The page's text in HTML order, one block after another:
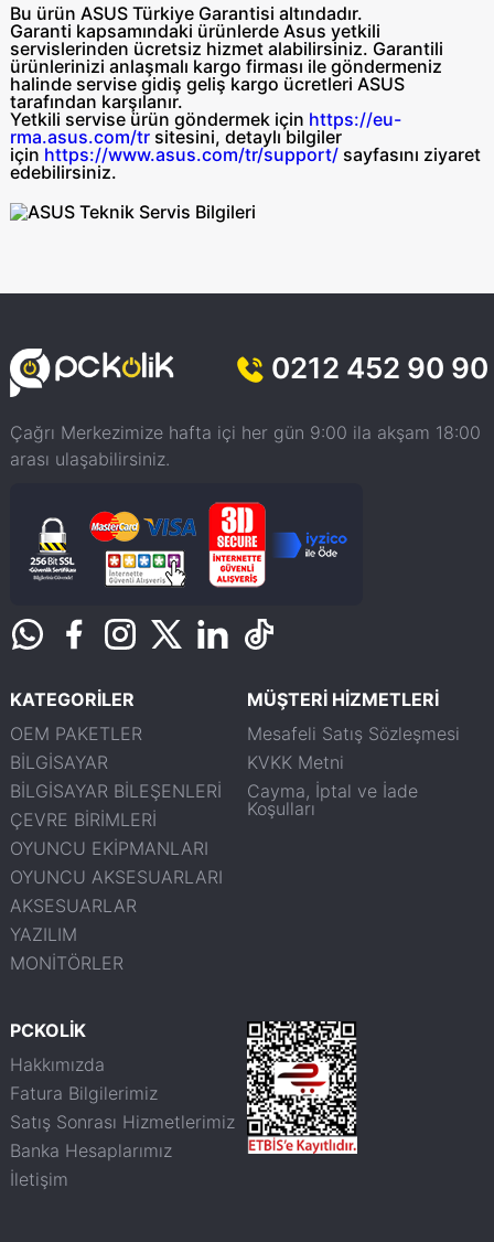
Bu ürün ASUS Türkiye Garantisi altındadır.
Garanti kapsamındaki ürünlerde Asus yetkili
servislerinden ücretsiz hizmet alabilirsiniz. Garantili
ürünlerinizi anlaşmalı kargo firması ile göndermeniz
halinde servise gidiş geliş kargo ücretleri ASUS
tarafından karşılanır.
Yetkili servise ürün göndermek için https://eu-
rma.asus.com/tr sitesini, detaylı bilgiler
için https://www.asus.com/tr/support/ sayfasını ziyaret
edebilirsiniz.
0212 452 90 90
Çağrı Merkezimize hafta içi her gün 9:00 ila akşam 18:00
arası ulaşabilirsiniz.
KATEGORİLER
OEM PAKETLER
BİLGİSAYAR
BİLGİSAYAR BİLEŞENLERİ
ÇEVRE BİRİMLERİ
OYUNCU EKİPMANLARI
OYUNCU AKSESUARLARI
AKSESUARLAR
YAZILIM
MONİTÖRLER
MÜŞTERİ HİZMETLERİ
Mesafeli Satış Sözleşmesi
KVKK Metni
Cayma, İptal ve İade
Koşulları
PCKOLİK
Hakkımızda
Fatura Bilgilerimiz
Satış Sonrası Hizmetlerimiz
Banka Hesaplarımız
İletişim